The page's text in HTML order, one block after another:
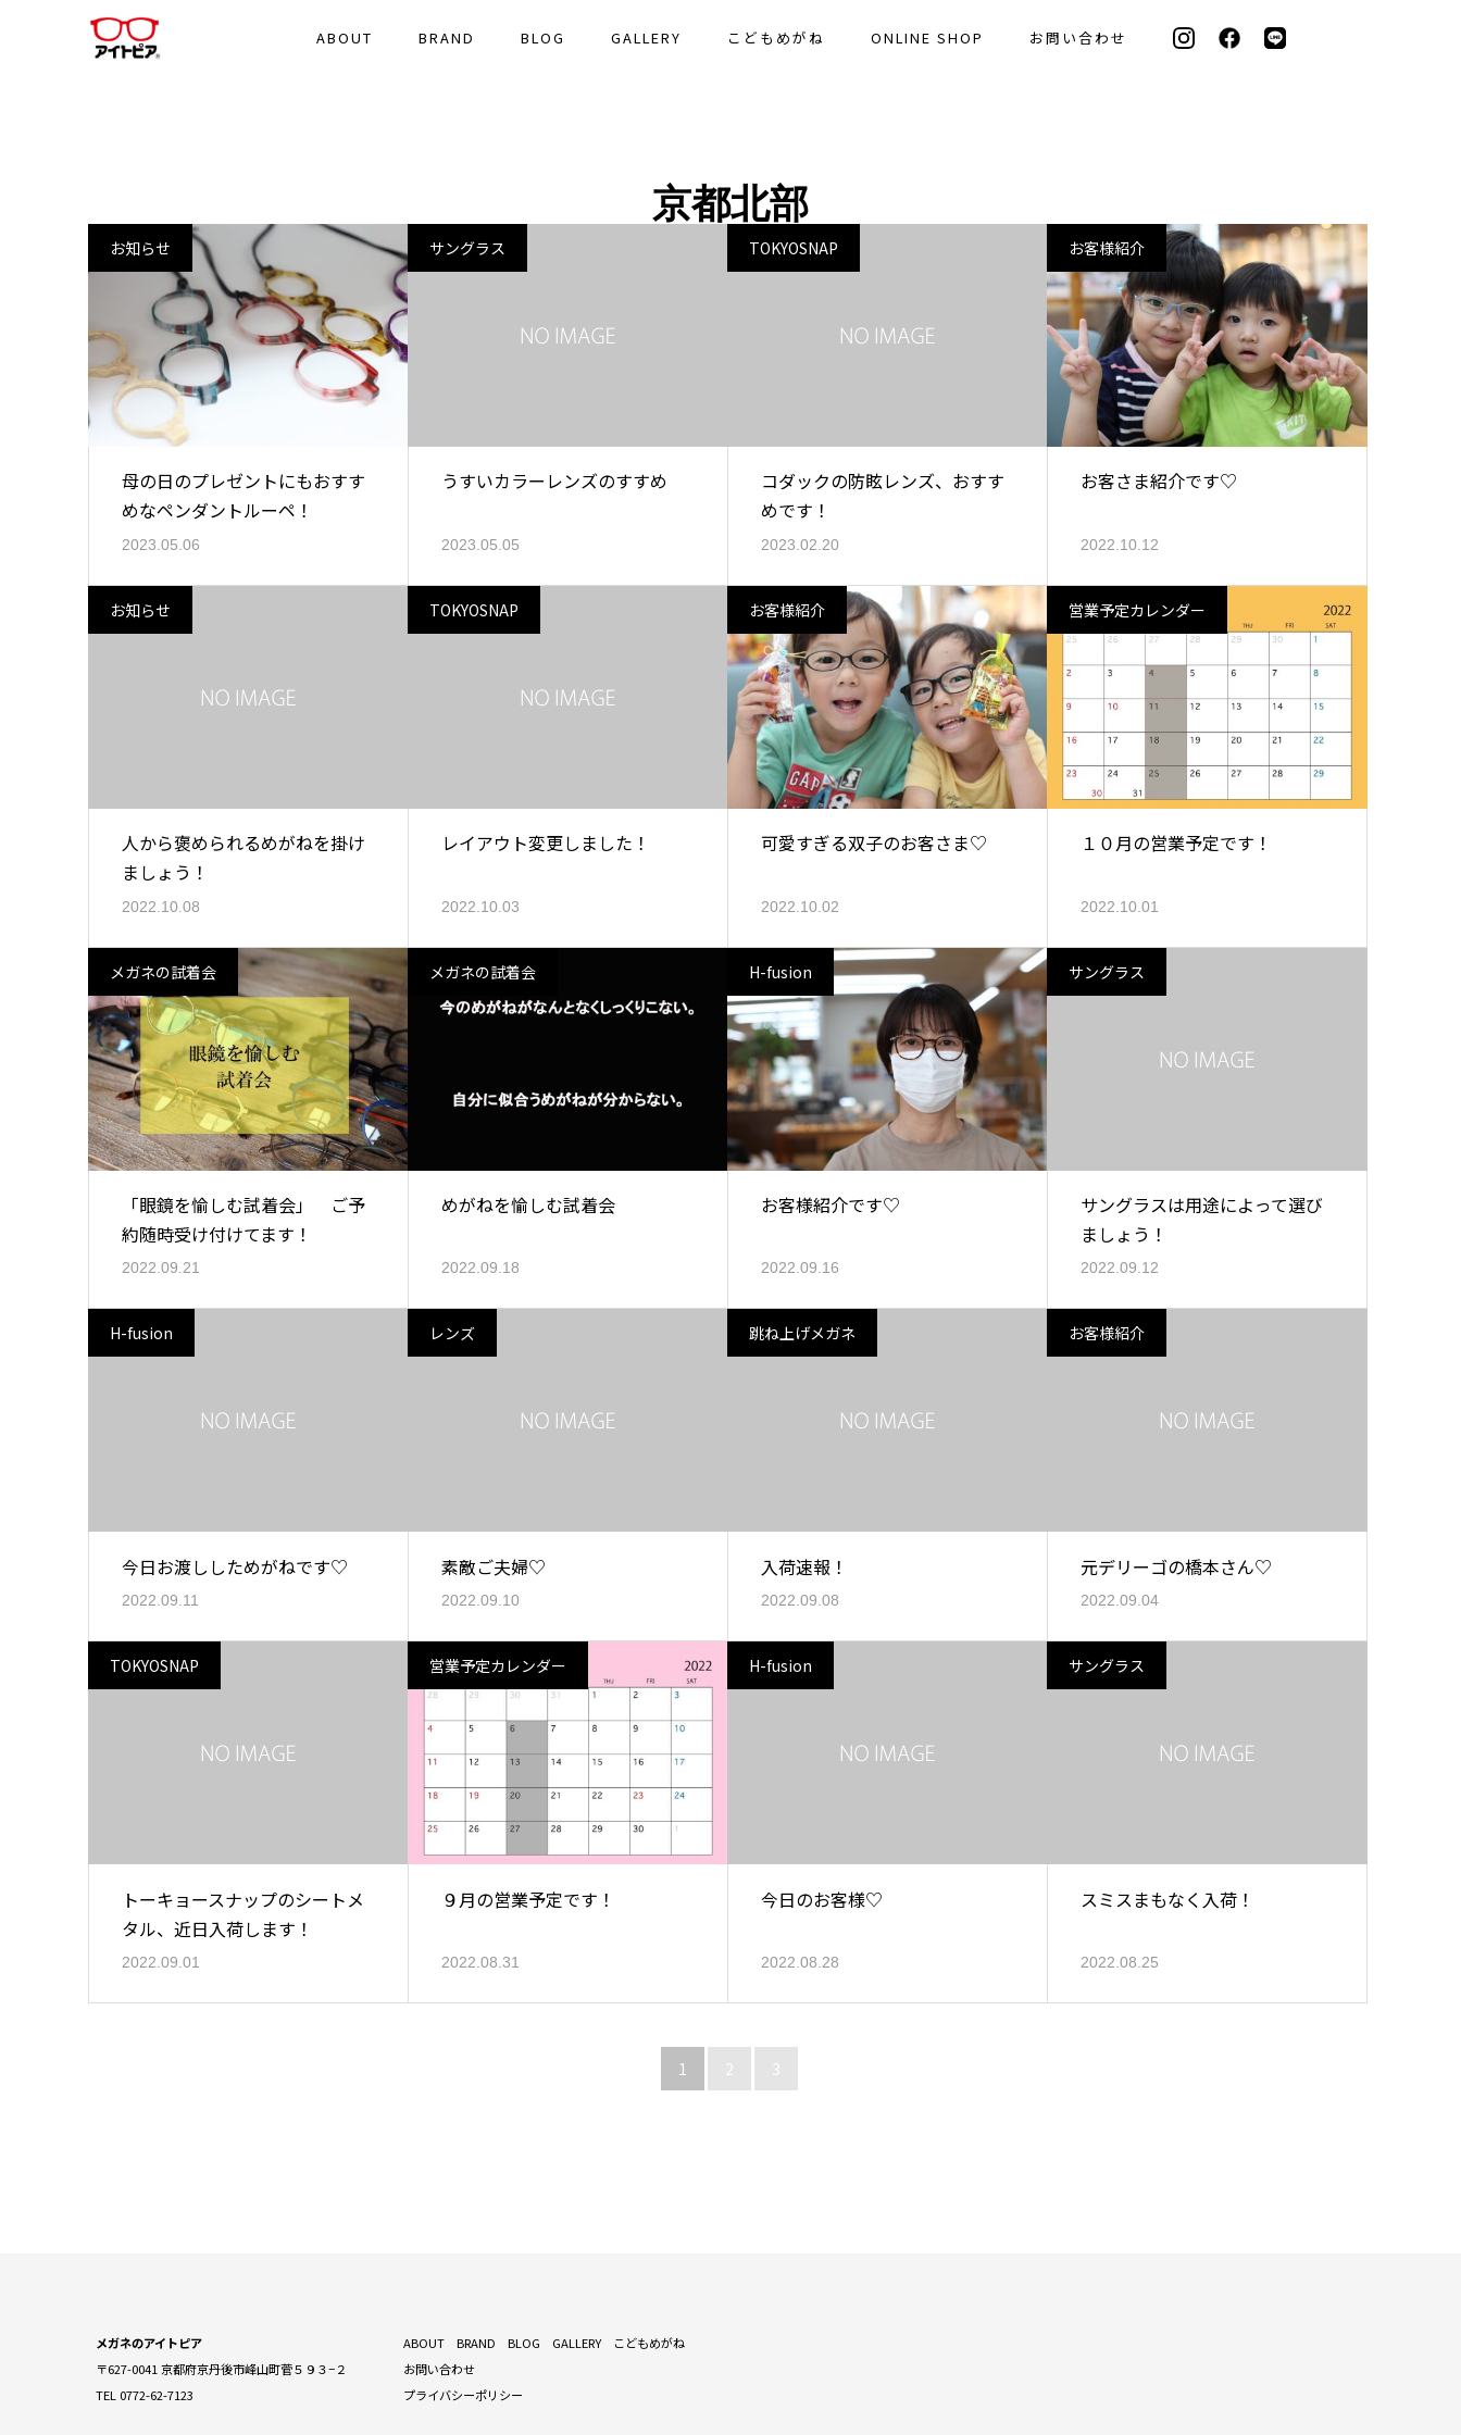
ABOUT BRAND BLOG GALLERY こどもめがね ONLINE SHOP お問い合わせ
京都北部
お知らせ
母の日のプレゼントにもおすす
めなペンダントルーペ！
2023.05.06
サングラス
うすいカラーレンズのすすめ
2023.05.05
TOKYOSNAP
コダックの防眩レンズ、おすす
めです！
2023.02.20
お客様紹介
お客さま紹介です♡
2022.10.12
お知らせ
人から褒められるめがねを掛け
ましょう！
2022.10.08
TOKYOSNAP
レイアウト変更しました！
2022.10.03
お客様紹介
可愛すぎる双子のお客さま♡
2022.10.02
営業予定カレンダー
１０月の営業予定です！
2022.10.01
メガネの試着会
「眼鏡を愉しむ試着会」 ご予
約随時受け付けてます！
2022.09.21
メガネの試着会
めがねを愉しむ試着会
2022.09.18
H-fusion
お客様紹介です♡
2022.09.16
サングラス
サングラスは用途によって選び
ましょう！
2022.09.12
H-fusion
今日お渡ししためがねです♡
2022.09.11
レンズ
素敵ご夫婦♡
2022.09.10
跳ね上げメガネ
入荷速報！
2022.09.08
お客様紹介
元デリーゴの橋本さん♡
2022.09.04
TOKYOSNAP
トーキョースナップのシートメ
タル、近日入荷します！
2022.09.01
営業予定カレンダー
９月の営業予定です！
2022.08.31
H-fusion
今日のお客様♡
2022.08.28
サングラス
スミスまもなく入荷！
2022.08.25
1 2 3
メガネのアイトピア
〒627-0041 京都府京丹後市峰山町菅５９３−２
TEL 0772-62-7123
ABOUT BRAND BLOG GALLERY
こどもめがね
お問い合わせ
プライバシーポリシー